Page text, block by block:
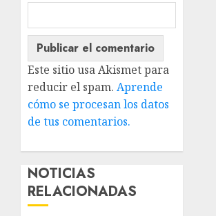
Este sitio usa Akismet para
reducir el spam. Aprende
cómo se procesan los datos
de tus comentarios.
NOTICIAS
RELACIONADAS